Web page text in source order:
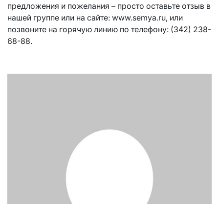
предложения и пожелания – просто оставьте отзыв в
нашей группе или на сайте: www.semya.ru, или
позвоните на горячую линию по телефону: (342) 238-
68-88.